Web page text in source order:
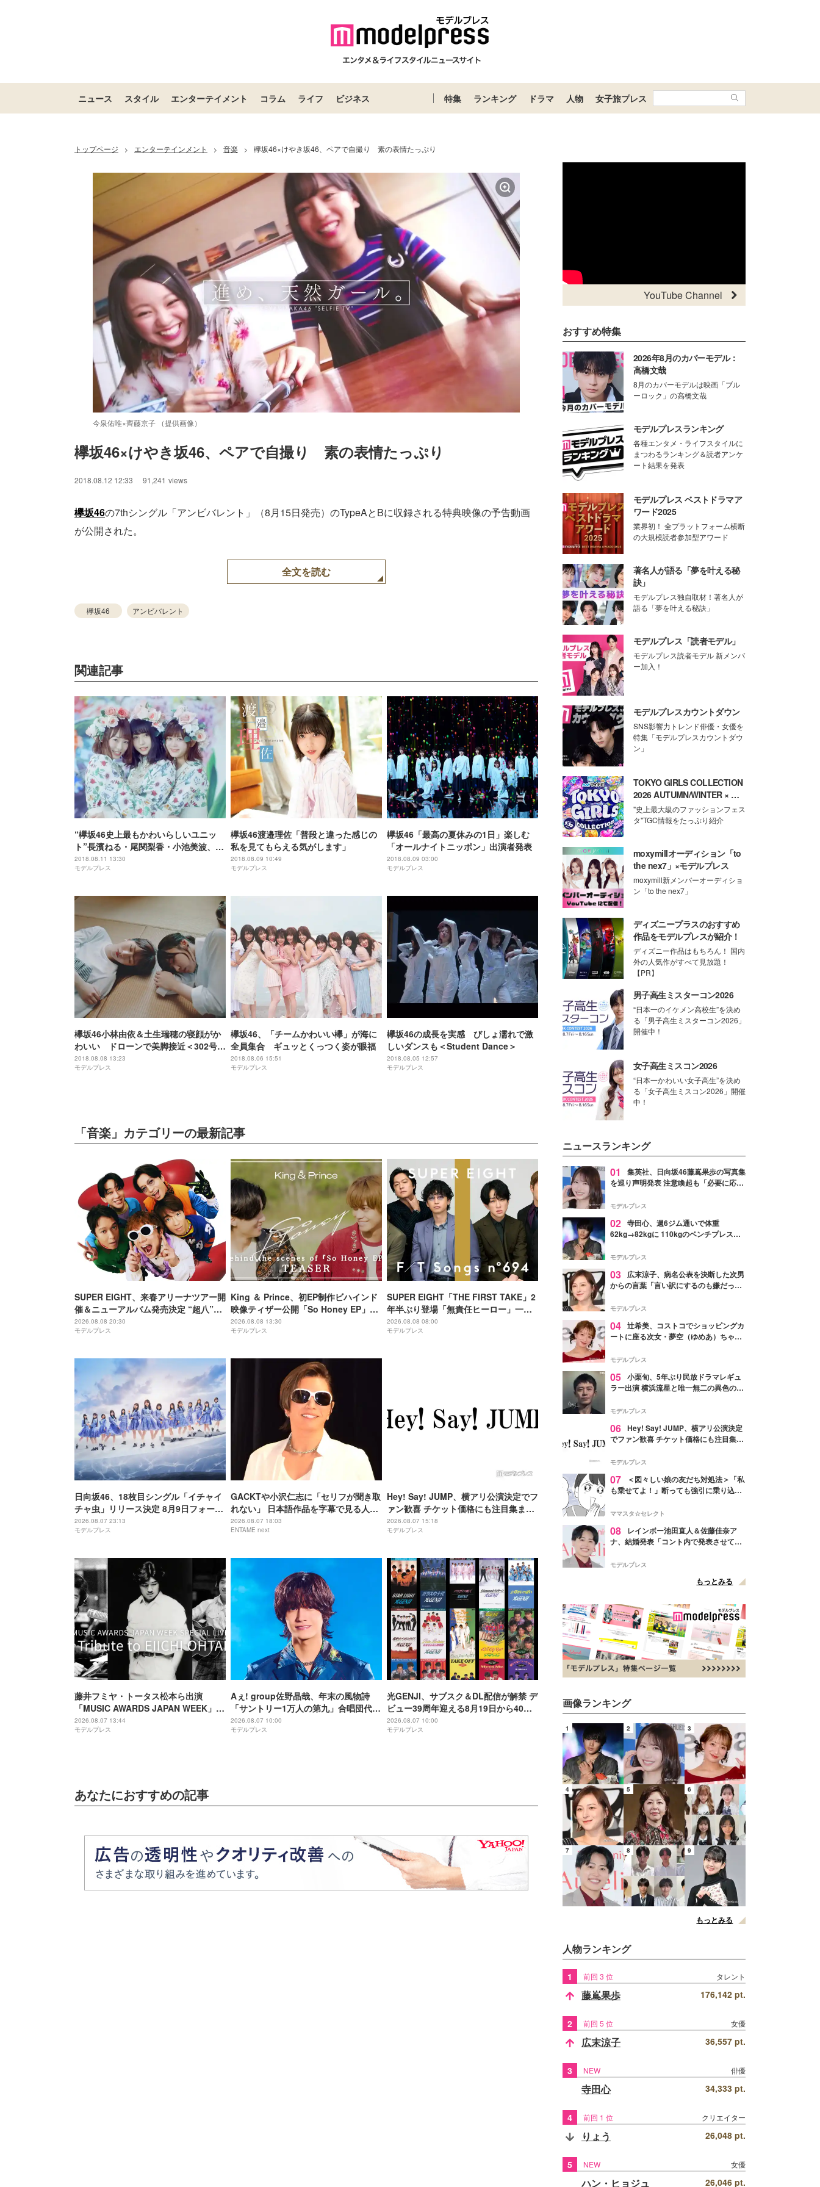
ニュース スタイル エンターテイメント コラム ライフ ビジネス 特集 ランキング ドラマ 人物 女子旅プレス
トップページ > エンターテインメント > 音楽 > 欅坂46×けやき坂46、ペアで自撮り 素の表情たっぷり
今泉佑唯×齊藤京子 （提供画像）
欅坂46×けやき坂46、ペアで自撮り　素の表情たっぷり
2018.08.12 12:33 91,241 views
欅坂46の7thシングル「アンビバレント」（8月15日発売）のTypeAとBに収録される特典映像の予告動画
が公開された。
全文を読む
欅坂46 アンビバレント
関連記事
“欅坂46史上最もかわいらしいユニッ
ト”長濱ねる・尾関梨香・小池美波、別
格の輝き放つ＜音楽室に片想い＞
2018.08.11 13:30
モデルプレス
欅坂46渡邉理佐「普段と違った感じの
私を見てもらえる気がします」
2018.08.09 10:49
モデルプレス
欅坂46「最高の夏休みの1日」楽しむ
「オールナイトニッポン」出演者発表
2018.08.09 03:00
モデルプレス
欅坂46小林由依＆土生瑞穂の寝顔がか
わいい ドローンで美脚接近＜302号室
＞
2018.08.08 13:23
モデルプレス
欅坂46、「チームかわいい欅」が海に
全員集合 ギュッとくっつく姿が眼福
2018.08.06 15:51
モデルプレス
欅坂46の成長を実感 びしょ濡れで激
しいダンスも＜Student Dance＞
2018.08.05 12:57
モデルプレス
「音楽」カテゴリーの最新記事
SUPER EIGHT、来春アリーナツアー開
催＆ニューアルバム発売決定 “超八”の
日にサプライズ発表
2026.08.08 20:30
モデルプレス
King ＆ Prince、初EP制作ビハインド
映像ティザー公開「So Honey EP」初
回限定盤B収録
2026.08.08 13:30
モデルプレス
SUPER EIGHT「THE FIRST TAKE」2
年半ぶり登場「無責任ヒーロー」一発
撮り 令和8年8月8日公開・THEイナズ
マ戦隊と特別パフォーマンス
2026.08.08 08:00
モデルプレス
日向坂46、18枚目シングル「イチャイ
チャ虫」リリース決定 8月9日フォーメ
ーション発表へ
2026.08.07 23:13
モデルプレス
GACKTや小沢仁志に「セリフが聞き取
れない」 日本語作品を字幕で見る人が
増えている背景
2026.08.07 18:03
ENTAME next
Hey! Say! JUMP、横アリ公演決定でフ
ァン歓喜 チケット価格にも注目集まる
「激アツ」「平成に戻ったみたい」
2026.08.07 15:18
モデルプレス
藤井フミヤ・トータス松本ら出演
「MUSIC AWARDS JAPAN WEEK」人
気2公演、Leminoで配信決定
2026.08.07 13:44
モデルプレス
Aぇ! group佐野晶哉、年末の風物詩
「サントリー1万人の第九」合唱団代表
に就任 3か月のレッスン経て本番に臨
む
2026.08.07 10:00
モデルプレス
光GENJI、サブスク＆DL配信が解禁 デ
ビュー39周年迎える8月19日から40周
年まで1年かけてリリース当時の日付に
順次配信予定
2026.08.07 10:00
モデルプレス
あなたにおすすめの記事
YouTube Channel
おすすめ特集
2026年8月のカバーモデル：
高橋文哉
8月のカバーモデルは映画「ブル
ーロック」の高橋文哉
モデルプレスランキング
各種エンタメ・ライフスタイルに
まつわるランキング＆読者アンケ
ート結果を発表
モデルプレス ベストドラマア
ワード2025
業界初！ 全プラットフォーム横断
の大規模読者参加型アワード
著名人が語る「夢を叶える秘
訣」
モデルプレス独自取材！著名人が
語る「夢を叶える秘訣」
モデルプレス「読者モデル」
モデルプレス読者モデル 新メンバ
ー加入！
モデルプレスカウントダウン
SNS影響力トレンド俳優・女優を
特集「モデルプレスカウントダウ
ン」
TOKYO GIRLS COLLECTION
2026 AUTUMN/WINTER × モ
デルプレス
"史上最大級のファッションフェス
タ"TGC情報をたっぷり紹介
moxymillオーディション「to
the nex7」×モデルプレス
moxymill新メンバーオーディショ
ン「to the nex7」
ディズニープラスのおすすめ
作品をモデルプレスが紹介！
ディズニー作品はもちろん！ 国内
外の人気作がすべて見放題！
【PR】
男子高生ミスターコン2026
“日本一のイケメン高校生”を決め
る「男子高生ミスターコン2026」
開催中！
女子高生ミスコン2026
“日本一かわいい女子高生”を決め
る「女子高生ミスコン2026」開催
中！
ニュースランキング
01
集英社、日向坂46藤嶌果歩の写真集
を巡り声明発表 注意喚起も「必要に応じ
モデルプレス
02 寺田心、週6ジム通いで体重
62kg→82kgに 110kgのベンチプレス持
「かっこいい」と反響
モデルプレス
03
広末涼子、病名公表を決断した次男
からの言葉「言い訳にするのも嫌だっ
モデルプレス
04 辻希美、コストコでショッピングカ
ートに座る次女・夢空（ゆめあ）ちゃん
ぎ」「成長を感じる」の声
モデルプレス
05 小栗旬、5年ぶり民放ドラマレギュ
ラー出演 横浜流星と唯一無二の異色のバ
モデルプレス
06 Hey! Say! JUMP、横アリ公演決定
でファン歓喜 チケット価格にも注目集ま
モデルプレス
07
＜図々しい娘の友だち対処法＞「私
も乗せてよ！」断っても強引に乗り込ん
ママスタ☆セレクト
08
レインボー池田直人＆佐藤佳奈ア
ナ、結婚発表「コント内で発表させてい
点変更のため
モデルプレス
もっとみる
画像ランキング
1 2 3
4 5 6
7 8 9
もっとみる
人物ランキング
1 前回 3 位 タレント
藤嶌果歩 176,142 pt.
2 前回 5 位 女優
広末涼子 36,557 pt.
3 NEW 俳優
寺田心 34,333 pt.
4 前回 1 位 クリエイター
りょう 26,048 pt.
5 NEW 女優
ハン・ヒョジュ 26,046 pt.